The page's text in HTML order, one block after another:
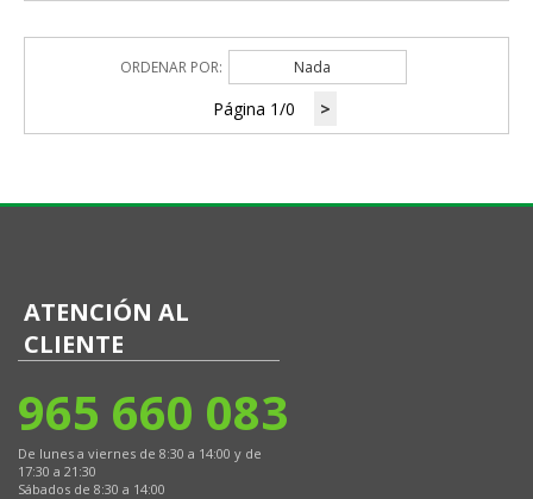
ORDENAR POR: Nada
Página 1/0 >
ATENCIÓN AL
CLIENTE
965 660 083
De lunes a viernes de 8:30 a 14:00 y de
17:30 a 21:30
Sábados de 8:30 a 14:00